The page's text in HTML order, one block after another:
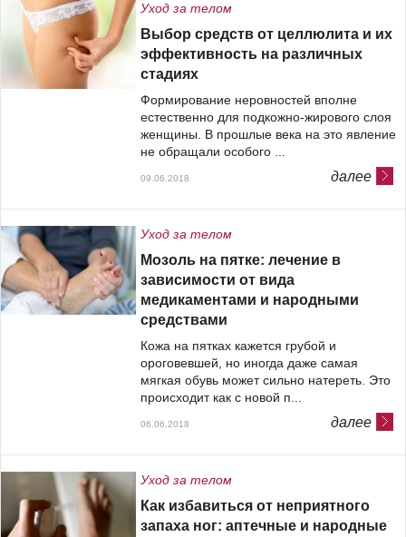
Уход за телом
Выбор средств от целлюлита и их
эффективность на различных
стадиях
Формирование неровностей вполне
естественно для подкожно-жирового слоя
женщины. В прошлые века на это явление
не обращали особого ...
далее
09.06.2018
Уход за телом
Мозоль на пятке: лечение в
зависимости от вида
медикаментами и народными
средствами
Кожа на пятках кажется грубой и
ороговевшей, но иногда даже самая
мягкая обувь может сильно натереть. Это
происходит как с новой п...
далее
06.06.2018
Уход за телом
Как избавиться от неприятного
запаха ног: аптечные и народные